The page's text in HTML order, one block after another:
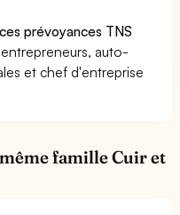
prévoyances TNS
auto-
et chef d'entreprise
famille Cuir et